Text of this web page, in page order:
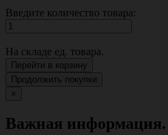
Введите количество товара:
На складе ед. товара.
Перейти в корзину
Продолжить покупки
×
Важная информация.